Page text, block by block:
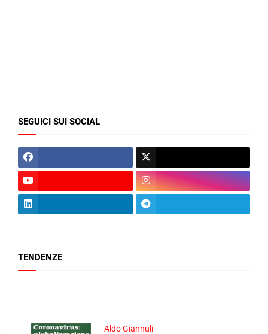
SEGUICI SUI SOCIAL
TENDENZE
Aldo Giannuli